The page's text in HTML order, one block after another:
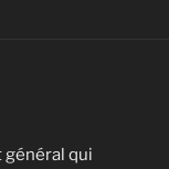
général qui